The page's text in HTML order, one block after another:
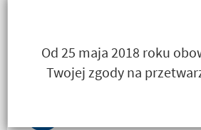
kurteczki na lato bardzo była
upały,LWG
Od 25 maja 2018 roku
Twojej zgody na